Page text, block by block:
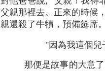
父親那裡去。正來的時候
親還殺了牛犢，預備筵席
"因為我這個兒
那便是故事的大意